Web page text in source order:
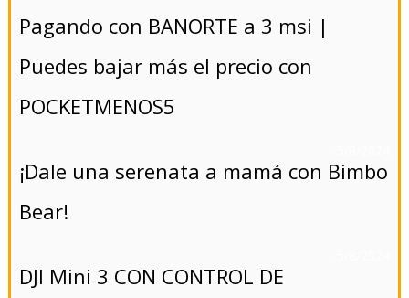
Pagando con BANORTE a 3 msi |
Puedes bajar más el precio con
POCKETMENOS5
¡Dale una serenata a mamá con Bimbo
Bear!
DJI Mini 3 CON CONTROL DE